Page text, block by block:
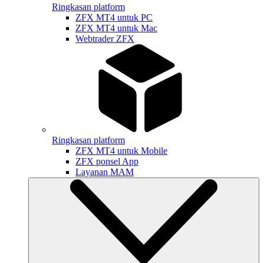
Ringkasan platform
ZFX MT4 untuk PC
ZFX MT4 untuk Mac
Webtrader ZFX
Ringkasan platform
ZFX MT4 untuk Mobile
ZFX ponsel App
Layanan MAM